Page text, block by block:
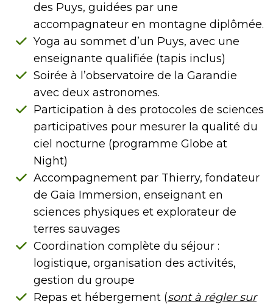
des Puys, guidées par une
accompagnateur en montagne diplômée.
Yoga au sommet d’un Puys, avec une
enseignante qualifiée (tapis inclus)
Soirée à l’observatoire de la Garandie
avec deux astronomes.
Participation à des protocoles de sciences
participatives pour mesurer la qualité du
ciel nocturne (programme Globe at
Night)
Accompagnement par Thierry, fondateur
de Gaia Immersion, enseignant en
sciences physiques et explorateur de
terres sauvages
Coordination complète du séjour :
logistique, organisation des activités,
gestion du groupe
Repas et hébergement (sont à régler sur